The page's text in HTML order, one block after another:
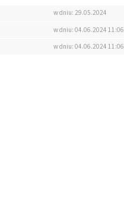
w dniu: 29.05.2024
w dniu: 04.06.2024 11:06
w dniu: 04.06.2024 11:06